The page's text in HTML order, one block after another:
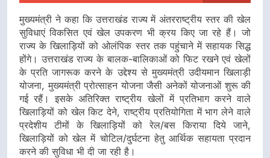
मुख्यमंत्री ने कहा कि उत्तराखंड राज्य में अंतरराष्ट्रीय स्तर की खेल
सुविधाएं विकसित एवं खेल उपकरण भी क्रय किए जा रहे हैं। जो
राज्य के खिलाड़ियों को ओलंपिक स्तर तक पहुंचाने में सहायक सिद्ध
होंगे। उत्तराखंड राज्य के बालक-बालिकाओं को फिट रखने एवं खेलों
के प्रति जागरूक करने के उद्देश्य से मुख्यमंत्री उदीयमान खिलाड़ी
योजना, मुख्यमंत्री प्रोत्साहन योजना जैसी अनेकों योजनाओं शुरू की
गई रहैं। इसके अतिरिक्त राष्ट्रीय खेलों में प्रतिभाग करने वाले
खिलाड़ियों को खेल किट देने, राष्ट्रीय प्रतियोगिता में भाग लेने वाले
प्रदेशीय टीमों के खिलाड़ियों को रेल/बस किराया दिये जाने,
खिलाड़ियों को खेल में चोटिल/दुर्घटना हेतु आर्थिक सहायता प्रदान
करने की सुविधा भी दी जा रही है।